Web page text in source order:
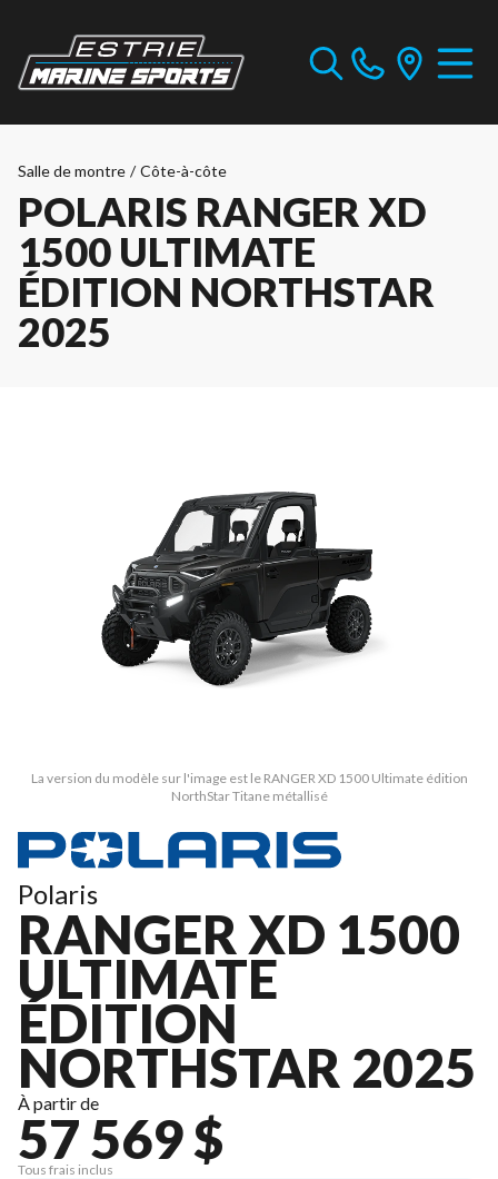
Salle de montre / Côte-à-côte
POLARIS RANGER XD
1500 ULTIMATE
ÉDITION NORTHSTAR
2025
La version du modèle sur l'image est le RANGER XD 1500 Ultimate édition
NorthStar Titane métallisé
Polaris
RANGER XD 1500
ULTIMATE
ÉDITION
NORTHSTAR 2025
À partir de
57 569 $
Tous frais inclus